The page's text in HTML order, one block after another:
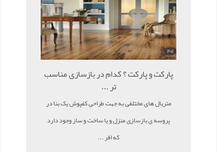
پارکت و پارکت ؟ کدام در بازسازی مناسب
تر ...
متریال های مختلفی به جهت طراحی کفپوش یک بنا در
پروسه ی بازسازی منزل و یا ساخت و ساز وجود دارد
که افر ...